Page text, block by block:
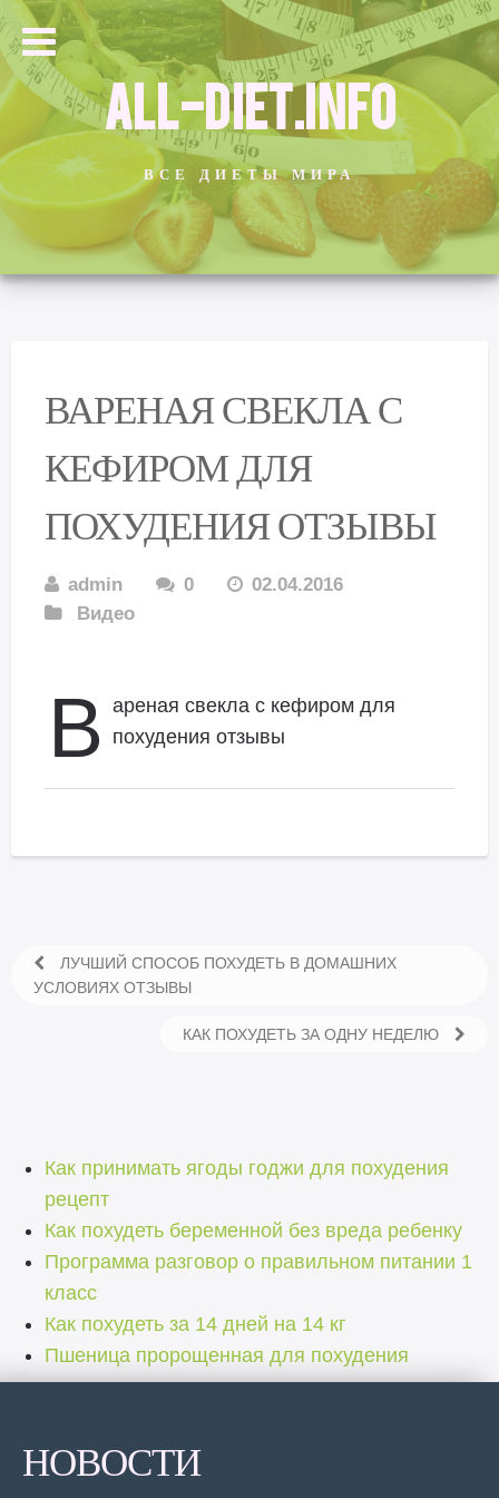
ALL-DIET.INFO
ВСЕ ДИЕТЫ МИРА
ВАРЕНАЯ СВЕКЛА С
КЕФИРОМ ДЛЯ
ПОХУДЕНИЯ ОТЗЫВЫ
admin 0
02.04.2016
Видео
В ареная свекла с кефиром для
похудения отзывы
ЛУЧШИЙ СПОСОБ ПОХУДЕТЬ В ДОМАШНИХ
УСЛОВИЯХ ОТЗЫВЫ
КАК ПОХУДЕТЬ ЗА ОДНУ НЕДЕЛЮ
Как принимать ягоды годжи для похудения
рецепт
Как похудеть беременной без вреда ребенку
Программа разговор о правильном питании 1
класс
Как похудеть за 14 дней на 14 кг
Пшеница пророщенная для похудения
НОВОСТИ